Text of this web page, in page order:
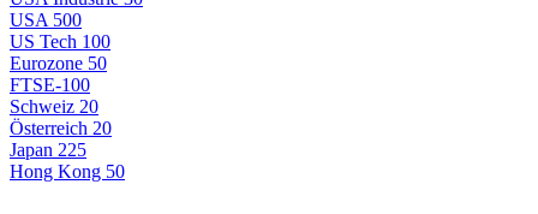
USA 500
US Tech 100
Eurozone 50
FTSE-100
Schweiz 20
Österreich 20
Japan 225
Hong Kong 50